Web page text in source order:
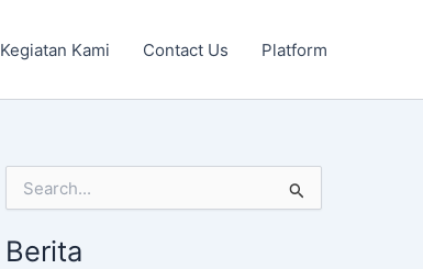
Kegiatan Kami Contact Us Platform
e
Berita